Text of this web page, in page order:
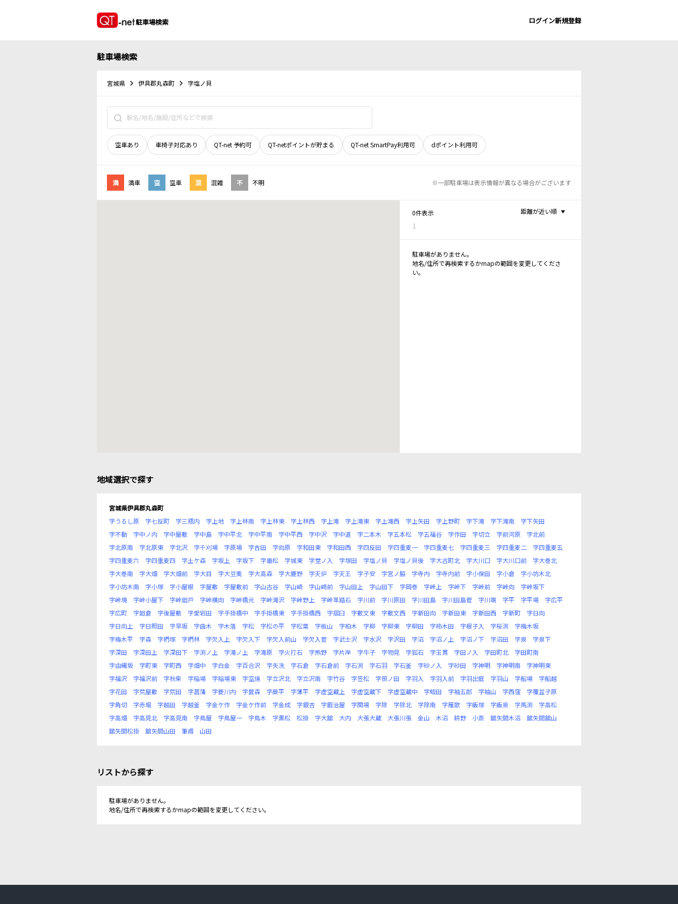
駐車場検索 ログイン新規登録
駐車場検索
宮城県 伊具郡丸森町 字塩ノ貝
空車あり 車椅子対応あり QT-net 予約可 QT-netポイントが貯まる QT-net SmartPay利用可 dポイント利用可
満 満車 空 空車 混 混雑 不 不明 ※一部駐車場は表示情報が異なる場合がございます
0件表示
1
距離が近い順
駐車場がありません。
地名/住所で再検索するかmapの範囲を変更してくださ
い。
地域選択で探す
宮城県伊具郡丸森町
字うるし原
字七反町 字三瓶内 字上地 字上林南 字上林東 字上林西 字上滝 字上滝東 字上滝西 字上矢田 字上野町 字下滝 字下滝南
字下矢田
字不動
字中ノ内 字中屋敷 字中島 字中平北 字中平南 字中平西 字中沢 字中道 字二本木 字五本松 字五福谷 字作田 字切立 字前河原
字北前
字北原南
字北原東 字北沢 字千刈場 字原場 字吉田 字向原 字和田東 字和田西 字四反田 字四重麦一 字四重麦七 字四重麦三 字四重麦二
字四重麦五
字四重麦六
字四重麦四 字土ケ森 字坂上 字坂下 字垂松 字城東 字堂ノ入 字塚田 字塩ノ貝 字塩ノ貝後 字大古町北 字大川口 字大川口前
字大巻北
字大巻南
字大畑 字大畑前 字大目 字大豆栗 字大高森 字大鹿野 字天炉 字天王 字子安 字宮ノ脇 字寺内 字寺内前 字小保田 字小倉
字小坊木北
字小坊木南
字小塚 字小屋根 字屋敷 字屋敷前 字山古谷 字山崎 字山崎前 字山田上 字山田下 字岡巻 字峠上 字峠下 字峠前 字峠向
字峠坂下
字峠境
字峠小屋下 字峠廻戸 字峠横向 字峠橋元 字峠滝沢 字峠野上 字峠革踏石 字川前 字川原田 字川田島 字川田島菅 字川端 字平 字平場
字広平
字広町
字廻倉 字後屋敷 字愛宕田 字手掛橋中 字手掛橋東 字手掛橋西 字摺臼 字敷文東 字敷文西 字新田向 字新田東 字新田西 字新町
字日向
字日向上
字日照田 字早坂 字曲木 字木落 字松 字松の平 字松葉 字板山 字柏木 字柳 字柳東 字柳田 字柿木田 字根子入 字桜渕
字梅木坂
字梅木平
字森 字椚塚 字椚林 字欠入上 字欠入下 字欠入前山 字欠入菅 字武士沢 字水沢 字沢田 字沼 字沼ノ上 字沼ノ下 字沼田 字泉
字泉下
字深田
字深田上 字深田下 字渕ノ上 字滝ノ上 字滝原 字火打石 字熊野 字片岸 字牛子 字物見 字狐石 字玉貫 字田ノ入 字田町北
字田町南
字由縄坂
字町東 字町西 字畑中 字白金 字百合沢 字矢洗 字石倉 字石倉前 字石渕 字石羽 字石釜 字砂ノ入 字砂田 字神明 字神明南
字神明東
字福沢
字福沢前 字秋柴 字稲場 字稲場東 字空焼 字立沢北 字立沢南 字竹谷 字笠松 字笹ノ田 字羽入 字羽入前 字羽出庭 字羽山 字船場
字船越
字花田
字荒屋敷 字荒田 字菖蒲 字菱川内 字萓森 字蕨平 字薄平 字虚空蔵上 字虚空蔵下 字虚空蔵中 字蛭田 字袖五郎 字袖山 字西窪
字覆盆子原
字角切
字赤堀 字越田 字越釜 字金ケ作 字金ケ作前 字金成 字銀杏 字鍜治屋 字関場 字除 字除北 字除南 字雁歌 字飯塚 字飯泉 字馬渕
字高松
字高畑
字高見北 字高見南 字鳥屋 字鳥屋一 字鳥木 字黒松 松掛 字大舘 大内 大張大蔵 大張川張 金山 木沼 耕野 小斎 舘矢間木沼
舘矢間舘山
舘矢間松掛
舘矢間山田 筆甫 山田
リストから探す
駐車場がありません。
地名/住所で再検索するかmapの範囲を変更してください。